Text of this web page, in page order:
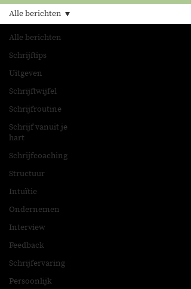
Alle berichten
Schrijftips
Uitgeven
Schrijftwijfel
Schrijfroutine
Schrijf vanuit je
hart
Schrijfcoaching
Structuur
Intuïtie
Ondernemen
Interview
Feedback
Schrijfervaring
Persoonlijk
Alle berichten